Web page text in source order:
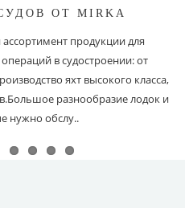
ОТ MIRKA
продукции для
в судостроении: от
яхт высокого класса,
разнообразие лодок и
нужно обслу..